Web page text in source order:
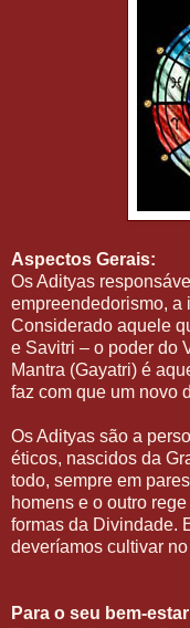
Aspectos Gerais:
Os Adityas
empreendedorismo, a
Considerado aquele
e Savitri – o poder do
Mantra (Gayatri) é
faz com que um novo
Os Adityas são a
éticos, nascidos da
todo, sempre em
homens e o outro
formas da Divindade.
deveríamos cultivar
Para o seu bem-